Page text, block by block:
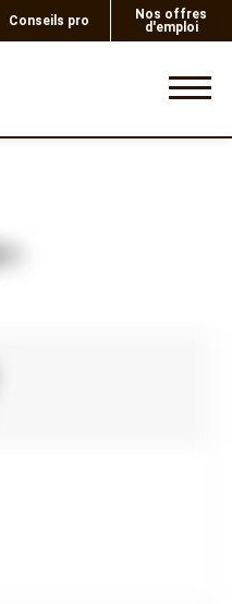
Conseils pro
Nos offres
d'emploi